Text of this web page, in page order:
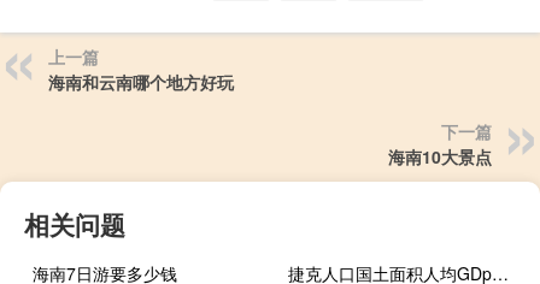
上一篇
海南和云南哪个地方好玩
下一篇
海南10大景点
相关问题
海南7日游要多少钱 捷克人口国土面积人均GDp（捷克人口）